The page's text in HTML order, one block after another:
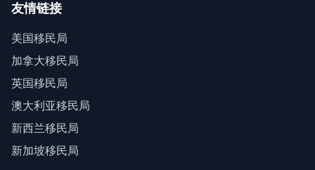
友情链接
美国移民局
加拿大移民局
英国移民局
澳大利亚移民局
新西兰移民局
新加坡移民局